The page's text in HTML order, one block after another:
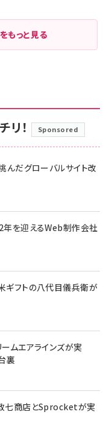
もっと見る
！ Sponsored
だグローバルサイト改
年を迎えるWeb制作会社
ギフトの八代目儀兵衛が
ムエアラインズが実
裏
七商店とSprocketが実